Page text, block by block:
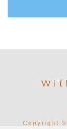
Copyright